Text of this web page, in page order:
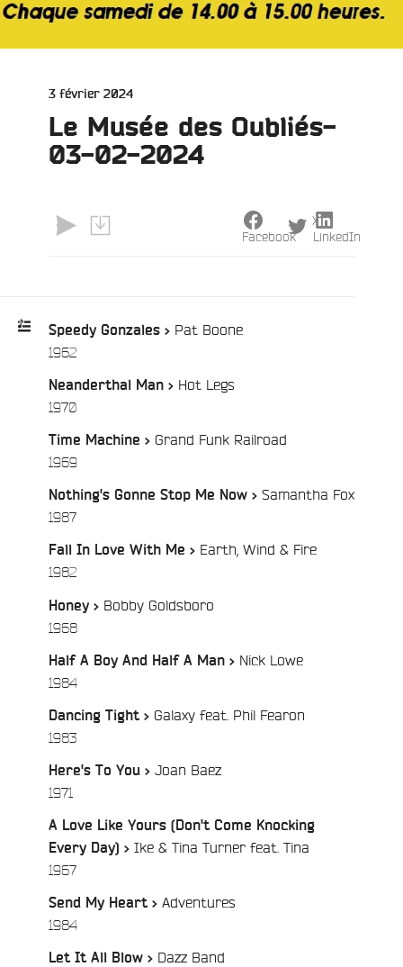
Publié
3 février 2024
Le Musée des Oubliés-
03-02-2024
:
Speedy Gonzales > Pat Boone
1962/
Neanderthal Man > Hot Legs
1970/
Time Machine > Grand Funk Railroad
1969/
Nothing's Gonne Stop Me Now > Samantha Fox
1987/
Fall In Love With Me > Earth, Wind & Fire
1982/
Honey > Bobby Goldsboro
1968/
Half A Boy And Half A Man > Nick Lowe
1984/
Dancing Tight > Galaxy feat. Phil Fearon
1983/
Here's To You > Joan Baez
1971
A Love Like Yours (Don't Come Knocking
Every Day) > Ike & Tina Turner feat. Tina
1967/
Send My Heart > Adventures
1984/
Let It All Blow > Dazz Band
Facebook
X
LinkedIn